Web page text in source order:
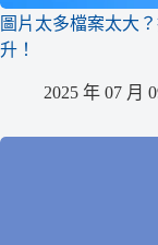
圖片太多檔案太大
升！
2025 年 07 月